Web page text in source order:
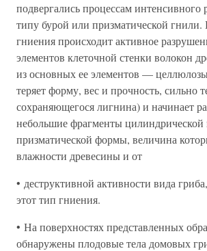
подвергались процессам интенсивного
типу бурой или призматической
гниения происходит активное
элементов клеточной стенки волокон
из основных ее элементов —
теряет форму, вес и прочность, сильно
сохраняющегося лигнина) и начинает
небольшие фрагменты цилиндрической
призматической формы, величина
влажности древесины и от
• деструктивной активности вида
этот тип гниения.
• На поверхностях представленных
обнаружены плодовые тела домовых